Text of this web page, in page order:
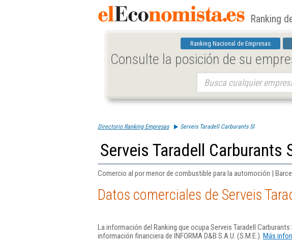
Ranking
Ranking Nacional de Empresas
Consulte la posición de su
Directorio Ranking Empresas Serveis Taradell Carburants Sl
Serveis Taradell Carburants
Comercio al por menor de combustible para la automoción |
Datos comerciales de Serveis
La información del Ranking que ocupa Serveis Taradell
información financiera de INFORMA D&B S.A.U. (S.M.E.). Más